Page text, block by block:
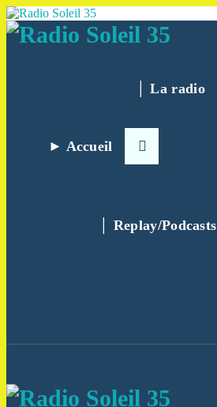
Aller
au
contenu
► Accueil
│ La radio
│ Replay/Podcasts